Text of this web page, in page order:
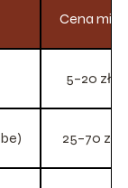
Cena
5–20 zł/
25–70 zł/